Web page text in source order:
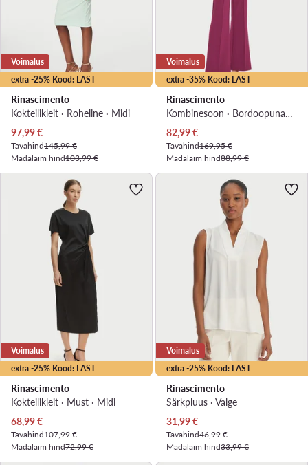
extra -25% Kood: LAST
Võimalus
Rinascimento
Kokteilikleit · Roheline · Midi
Praegune hind
97,99€
Tavahind145,99 €
Madalaim hind103,99 €
extra -35% Kood: LAST
Võimalus
Rinascimento
Kombinesoon · Bordoopunane · Pikkus 7/8
Praegune hind
82,99€
Tavahind169,95 €
Madalaim hind88,99 €
extra -25% Kood: LAST
Võimalus
Rinascimento
Kokteilikleit · Must · Midi
Praegune hind
68,99€
Tavahind107,99 €
Madalaim hind72,99 €
extra -25% Kood: LAST
Võimalus
Rinascimento
Särkpluus · Valge
Praegune hind
31,99€
Tavahind46,99 €
Madalaim hind33,99 €